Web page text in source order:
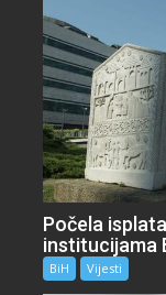
Počela
institucijama
BiH Vijesti